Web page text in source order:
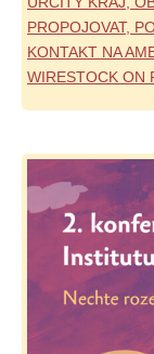
PROPOJOVAT,
KONTAKT NA
WIRESTOCK ON